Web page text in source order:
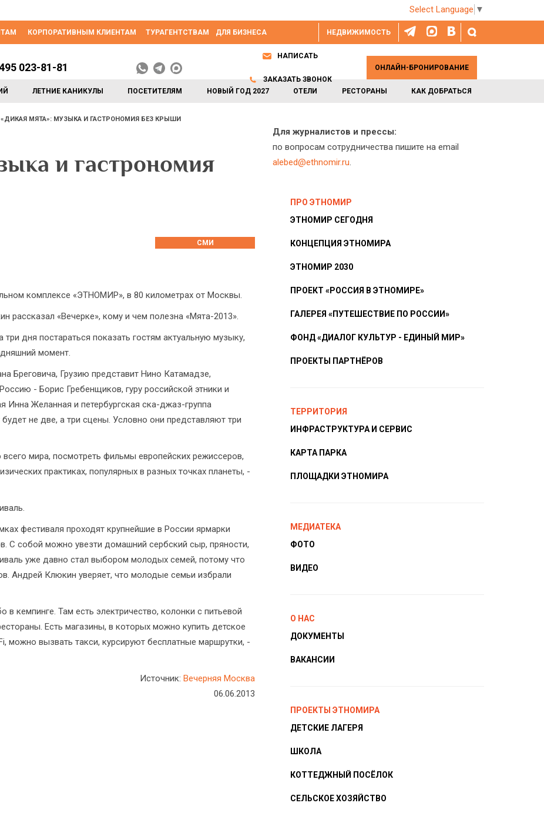
Select Language ▼
НЕДВИЖИМОСТЬ
КОРПОРАТИВНЫМ КЛИЕНТАМ ТУРАГЕНТСТВАМ ДЛЯ БИЗНЕСА
ЛЕТНИЕ КАНИКУЛЫ ПОСЕТИТЕЛЯМ НОВЫЙ ГОД 2027 ОТЕЛИ РЕСТОРАНЫ КАК ДОБРАТЬСЯ
023-81-81
НАПИСАТЬ
ЗАКАЗАТЬ ЗВОНОК
ОНЛАЙН-БРОНИРОВАНИЕ
«ДИКАЯ МЯТА»: МУЗЫКА И ГАСТРОНОМИЯ БЕЗ КРЫШИ
и гастрономия
СМИ
комплексе «ЭТНОМИР», в 80 километрах от Москвы.
рассказал «Вечерке», кому и чем полезна «Мята-2013».
дня постараться показать гостям актуальную музыку,
момент.
Бреговича, Грузию представит Нино Катамадзе,
- Борис Гребенщиков, гуру российской этники и
Инна Желанная и петербургская ска-джаз-группа
не две, а три сцены. Условно они представляют три
мира, посмотреть фильмы европейских режиссеров,
практиках, популярных в разных точках планеты, -
фестиваля проходят крупнейшие в России ярмарки
С собой можно увезти домашний сербский сыр, пряности,
уже давно стал выбором молодых семей, потому что
Андрей Клюкин уверяет, что молодые семьи избрали
кемпинге. Там есть электричество, колонки с питьевой
Есть магазины, в которых можно купить детское
можно вызвать такси, курсируют бесплатные маршрутки, -
Источник: Вечерняя Москва
06.06.2013
Для журналистов и прессы:
по вопросам сотрудничества пишите на email
alebed@ethnomir.ru.
ПРО ЭТНОМИР
ЭТНОМИР СЕГОДНЯ
КОНЦЕПЦИЯ ЭТНОМИРА
ЭТНОМИР 2030
ПРОЕКТ «РОССИЯ В ЭТНОМИРЕ»
ГАЛЕРЕЯ «ПУТЕШЕСТВИЕ ПО РОССИИ»
ФОНД «ДИАЛОГ КУЛЬТУР - ЕДИНЫЙ МИР»
ПРОЕКТЫ ПАРТНЁРОВ
ТЕРРИТОРИЯ
ИНФРАСТРУКТУРА И СЕРВИС
КАРТА ПАРКА
ПЛОЩАДКИ ЭТНОМИРА
МЕДИАТЕКА
ФОТО
ВИДЕО
О НАС
ДОКУМЕНТЫ
ВАКАНСИИ
ПРОЕКТЫ ЭТНОМИРА
ДЕТСКИЕ ЛАГЕРЯ
ШКОЛА
КОТТЕДЖНЫЙ ПОСЁЛОК
СЕЛЬСКОЕ ХОЗЯЙСТВО